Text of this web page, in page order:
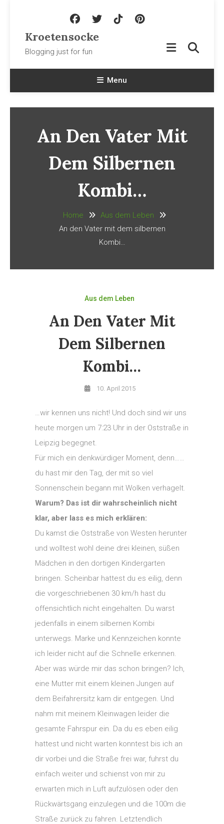
Kroetensocke
Blogging just for fun
Menu
An Den Vater Mit
Dem Silbernen
Kombi…
Home
Aus dem Leben
An den Vater mit dem silbernen
Kombi…
Aus dem Leben
An Den Vater Mit
Dem Silbernen
Kombi…
10. April 2015
…wir kennen uns nicht! Und doch sind wir uns
heute morgen um 7:23 Uhr in der Oststraße in
Leipzig begegnet.
Für mich ein denkwürdiger Moment, denn……
du hast mir den Tag, der mit so viel
Sonnenschein begann mit Wolken verhagelt.
Warum? Das ist dir wahrscheinlich nicht
klar, aber lass es mich erklären:
Du kamst die Oststraße von Westen herunter
und wolltest wohl deine drei kleinen, süßen
Mädchen in den dortigen Kindergarten
bringen. Scheinbar hattest du es eilig, denn
die vorgeschriebenen 30 km/h hast du
offensichtlich nicht eingehalten. Du warst
jedenfalls in einem silbernen Kombi
unterwegs. Marke und Kennzeichen konnte
ich leider nicht auf die Schnelle erkennen.
Aber was würde mir das schon bringen? Ich,
eine Mutter mit einem kleinen Jungen auf
dem Beifahrersitz kam dir entgegen. Und
nahm mit meinem Kleinwagen leider die
gesamte Fahrspur ein. Da du es eben eilig
hattest und nicht warten konntest bis ich an
dir vorbei und die Straße frei war, fuhrst du
einfach weiter und schienst von mir zu
erwarten mich in Luft aufzulösen oder den
Rückwärtsgang einzulegen und die 100m die
Straße zurück zu fahren. Letztendlich